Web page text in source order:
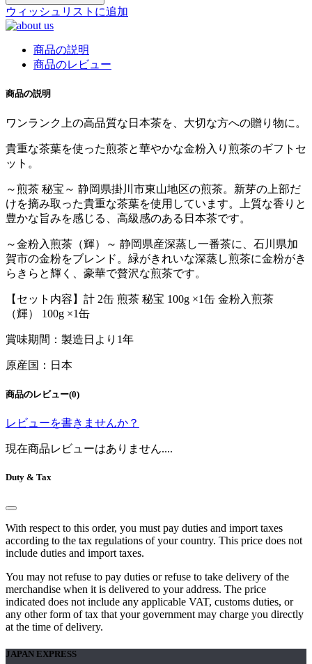
ウィッシュリストに追加
商品の説明
商品のレビュー
商品の説明
ワンランク上の高品質な日本茶を、大切な方への贈り物に。
貴重な茶葉を使った煎茶と華やかな金粉入り煎茶のギフトセ
ット。
～煎茶 秘宝～ 静岡県掛川市東山地区の煎茶。新芽の上部だ
けを摘み取った貴重な茶葉を使用しています。上質な香りと
豊かな旨みを感じる、高級感のある日本茶です。
～金粉入煎茶（輝）～ 静岡県産深蒸し一番茶に、石川県加
賀市の金粉をブレンド。緑がきれいな深蒸し煎茶に金粉がき
らきらと輝く、豪華で贅沢な煎茶です。
【セット内容】計 2缶 煎茶 秘宝 100g ×1缶 金粉入煎茶
（輝） 100g ×1缶
賞味期間：製造日より1年
原産国：日本
商品のレビュー(0)
レビューを書きませんか？
現在商品レビューはありません....
Duty & Tax
With respect to this order, you must pay duties and import taxes
according to the tax regulations of your country. This price does not
include duties and import taxes.
You may not refuse to pay duties or refuse to take delivery of the
merchandise when it is delivered to your address. The price
indicated does not include any applicable VAT, customs duties, or
any other form of tax that your government may charge you directly
at the time of delivery.
JAPAN EXPRESS